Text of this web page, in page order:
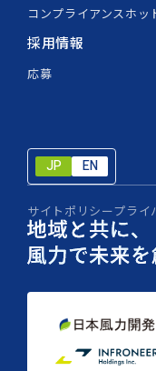
コンプライアンスホッ
採用情報
応募
JP EN
サイトポリシープライ